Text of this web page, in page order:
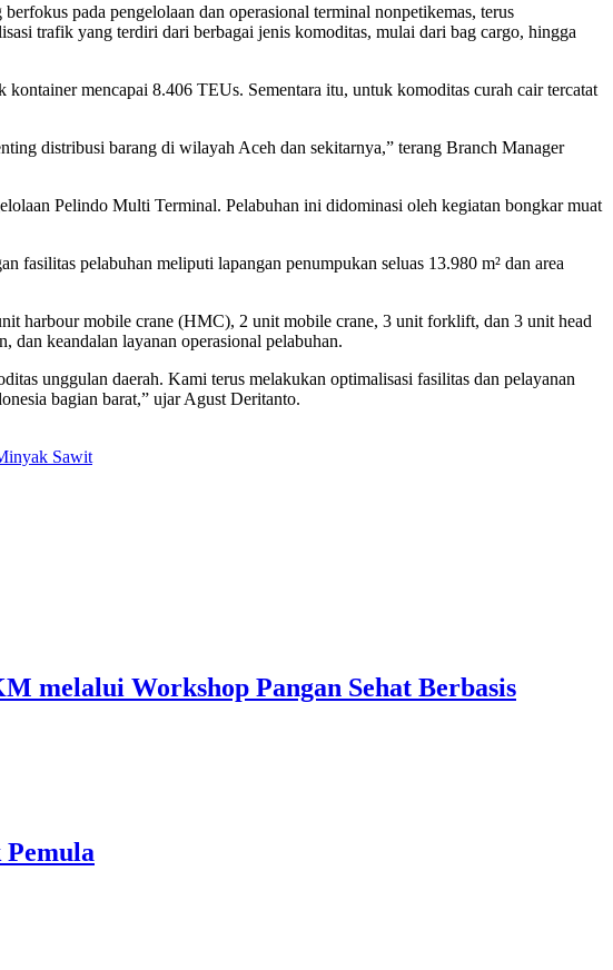
pada pengelolaan dan operasional terminal nonpetikemas, terus
trafik yang terdiri dari berbagai jenis komoditas, mulai dari bag cargo, hingga
mencapai 8.406 TEUs. Sementara itu, untuk komoditas curah cair tercatat
distribusi barang di wilayah Aceh dan sekitarnya,” terang Branch Manager
Pelindo Multi Terminal. Pelabuhan ini didominasi oleh kegiatan bongkar muat
fasilitas pelabuhan meliputi lapangan penumpukan seluas 13.980 m² dan area
harbour mobile crane (HMC), 2 unit mobile crane, 3 unit forklift, dan 3 unit head
dan keandalan layanan operasional pelabuhan.
unggulan daerah. Kami terus melakukan optimalisasi fasilitas dan pelayanan
bagian barat,” ujar Agust Deritanto.
Sawit
melalui Workshop Pangan Sehat Berbasis